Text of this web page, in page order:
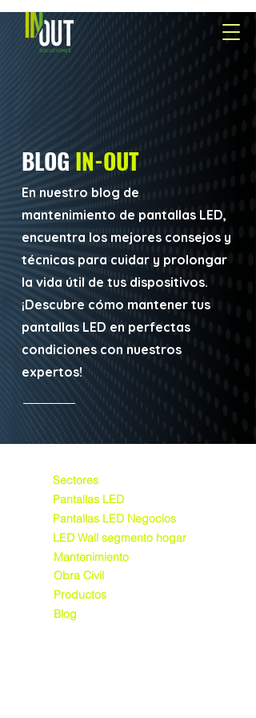
BLOG IN-OUT
En nuestro blog de
mantenimiento de pantallas LED,
encuentra los mejores consejos y
técnicas para cuidar y prolongar
la vida útil de tus dispositivos.
¡Descubre cómo mantener tus
pantallas LED en perfectas
condiciones con nuestros
expertos!
Sectores
Pantallas LED
Pantallas LED Negocios
LED Wall segmento hogar
Mantenimiento
Obra Civil
Productos
Blog